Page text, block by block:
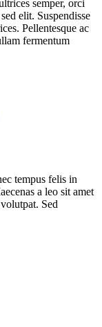
semper, orci
elit. Suspendisse
Pellentesque ac
fermentum
tempus felis in
a leo sit amet
Sed